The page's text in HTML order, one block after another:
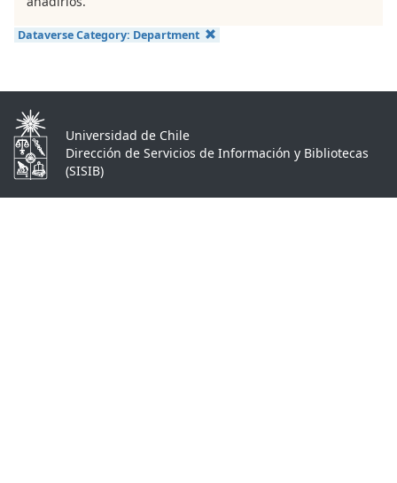
Dataverse Category: Department
Universidad de Chile
Dirección de Servicios de Información y Bibliotecas
(SISIB)